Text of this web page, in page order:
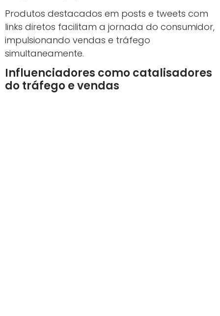
Produtos destacados em posts e tweets com
links diretos facilitam a jornada do consumidor,
impulsionando vendas e tráfego
simultaneamente.
Influenciadores como catalisadores
do tráfego e vendas